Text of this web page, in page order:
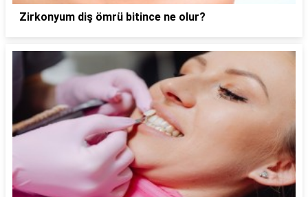
Zirkonyum diş ömrü bitince ne olur?